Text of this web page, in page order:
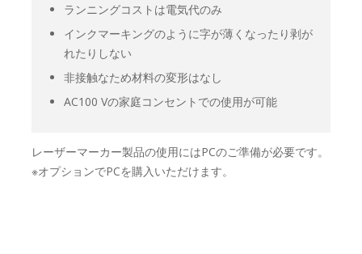
ランニングコストは電気代のみ
インクマーキングのように字が薄くなったり剥が
れたりしない
非接触なため材料の変形はなし
AC100 Vの家庭コンセントでの使用が可能
レーザーマーカー製品の使用にはPCのご準備が必要です。
※オプションでPCを購入いただけます。